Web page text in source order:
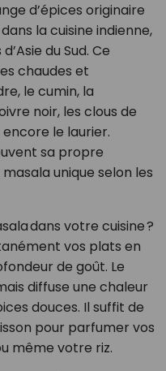
d’épices originaire
la cuisine indienne,
du Sud. Ce
chaudes et
le cumin, la
noir, les clous de
le laurier.
sa propre
unique selon les
dans votre cuisine ?
vos plats en
de goût. Le
diffuse une chaleur
douces. Il suffit de
pour parfumer vos
même votre riz.